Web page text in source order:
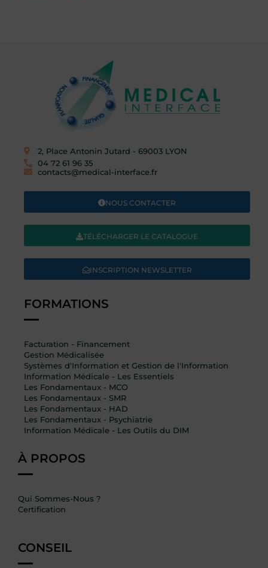
2, Place Antonin Jutard - 69003 LYON​
04 72 61 96 35
contacts@medical-interface.fr
NOUS CONTACTER
TÉLÉCHARGER LE CATALOGUE
INSCRIPTION NEWSLETTER
FORMATIONS
Facturation - Financement
Gestion Médicalisée
Systèmes d'Information et Gestion de l'Information
Information Médicale - Les Essentiels
Les Fondamentaux - MCO
Les Fondamentaux - SMR
Les Fondamentaux - HAD
Les Fondamentaux - Psychiatrie
Information Médicale - Les Outils du DIM
À PROPOS
Qui Sommes-Nous ?
Certification
CONSEIL